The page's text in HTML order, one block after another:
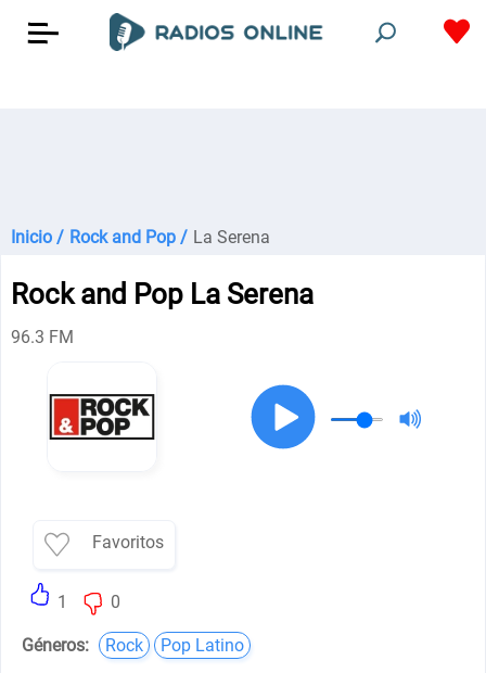
Inicio / Rock and Pop / La Serena
Rock and Pop La Serena
96.3 FM
Favoritos
1 0
Géneros: Rock Pop Latino